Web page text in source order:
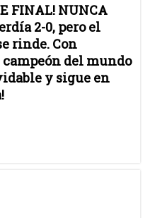
FINAL! NUNCA
2-0, pero el
rinde. Con
del mundo
y sigue en